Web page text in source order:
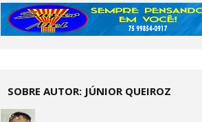
SOBRE AUTOR: JÚNIOR QUEIROZ